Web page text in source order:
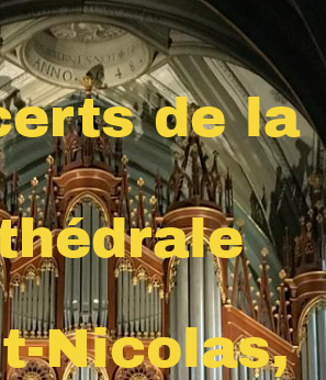
de la
Nicolas,